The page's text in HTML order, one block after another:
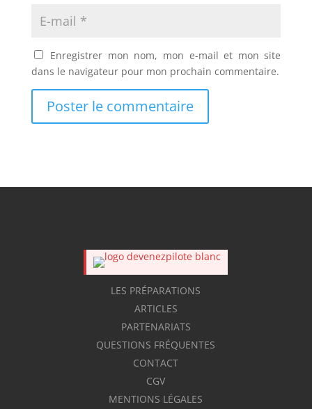
Enregistrer mon nom, mon e-mail et mon site
dans le navigateur pour mon prochain commentaire.
LES PRÉPARATIONS
ARTICLES
PARTENARIATS
QUESTIONS FRÉQUENTES
CONTACT
CGV
MENTIONS LÉGALES